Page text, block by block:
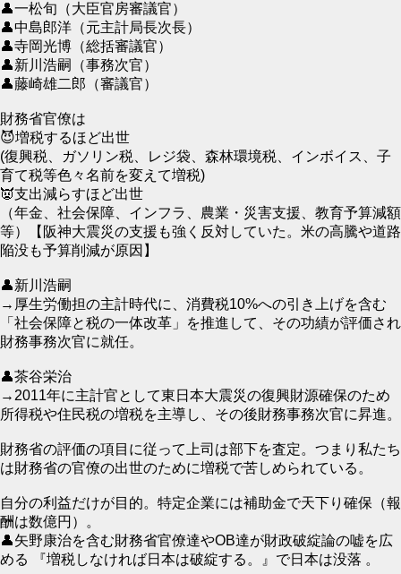
👤一松旬（大臣官房審議官）
👤中島郎洋（元主計局長次長）
👤寺岡光博（総括審議官）
👤新川浩嗣（事務次官）
👤藤崎雄二郎（審議官）
財務省官僚は
😈増税するほど出世
(復興税、ガソリン税、レジ袋、森林環境税、インボイス、子
育て税等色々名前を変えて増税)
👿支出減らすほど出世
（年金、社会保障、インフラ、農業・災害支援、教育予算減額
等）【阪神大震災の支援も強く反対していた。米の高騰や道路
陥没も予算削減が原因】
👤新川浩嗣
→厚生労働担の主計時代に、消費税10%への引き上げを含む
「社会保障と税の一体改革」を推進して、その功績が評価され
財務事務次官に就任。
👤茶谷栄治
→2011年に主計官として東日本大震災の復興財源確保のため
所得税や住民税の増税を主導し、その後財務事務次官に昇進。
財務省の評価の項目に従って上司は部下を査定。つまり私たち
は財務省の官僚の出世のために増税で苦しめられている。
自分の利益だけが目的。特定企業には補助金で天下り確保（報
酬は数億円）。
👤矢野康治を含む財務省官僚達やOB達が財政破綻論の嘘を広
める 『増税しなければ日本は破綻する。』で日本は没落 。